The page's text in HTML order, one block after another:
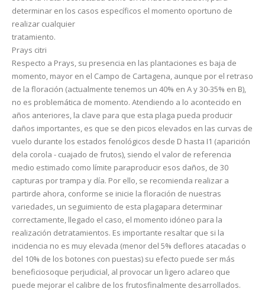
determinar en los casos específicos el momento oportuno de
realizar cualquier
tratamiento.
Prays citri
Respecto a Prays, su presencia en las plantaciones es baja de
momento, mayor en el Campo de Cartagena, aunque por el retraso
de la floración (actualmente tenemos un 40% en A y 30-35% en B),
no es problemática de momento. Atendiendo a lo acontecido en
años anteriores, la clave para que esta plaga pueda producir
daños importantes, es que se den picos elevados en las curvas de
vuelo durante los estados fenológicos desde D hasta I1 (aparición
dela corola - cuajado de frutos), siendo el valor de referencia
medio estimado como límite paraproducir esos daños, de 30
capturas por trampa y día. Por ello, se recomienda realizar a
partirde ahora, conforme se inicie la floración de nuestras
variedades, un seguimiento de esta plagapara determinar
correctamente, llegado el caso, el momento idóneo para la
realización detratamientos. Es importante resaltar que si la
incidencia no es muy elevada (menor del 5% deflores atacadas o
del 10% de los botones con puestas) su efecto puede ser más
beneficiosoque perjudicial, al provocar un ligero aclareo que
puede mejorar el calibre de los frutosfinalmente desarrollados.